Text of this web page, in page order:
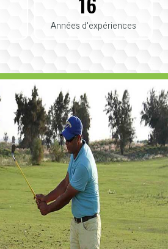
Années d'expériences